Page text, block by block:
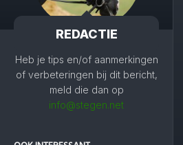
REDACTIE
Heb je tips en/of aanmerkingen
of verbeteringen bij dit bericht,
meld die dan op
info@stegen.net